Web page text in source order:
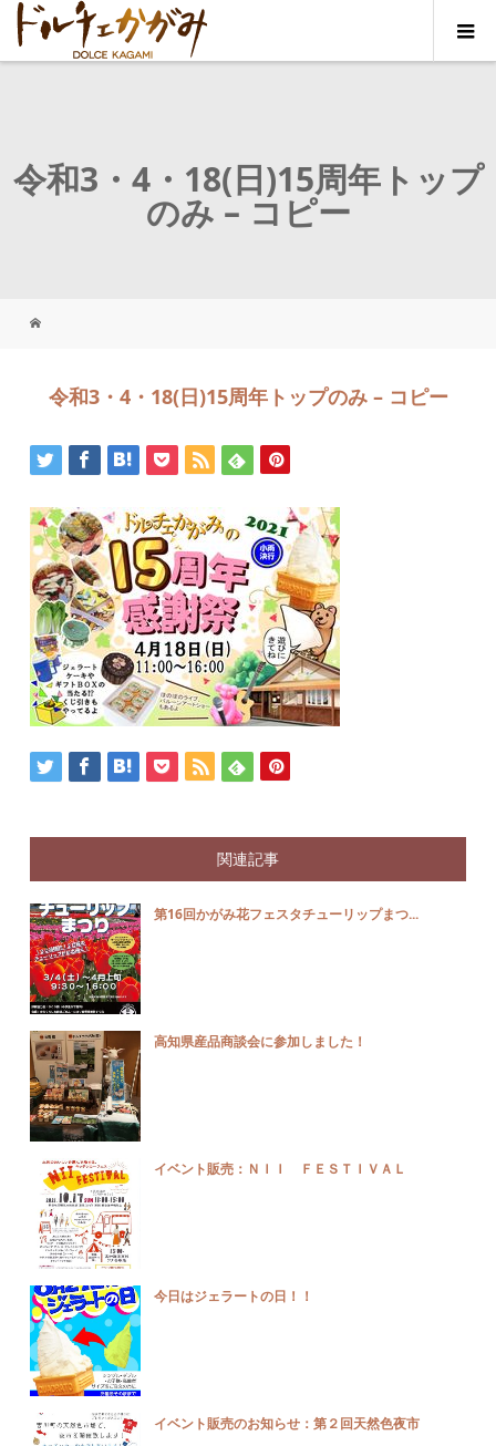
令和3・4・18(日)15周年トップ
のみ – コピー
令和3・4・18(日)15周年トップのみ – コピー
関連記事
第16回かがみ花フェスタチューリップまつ...
高知県産品商談会に参加しました！
イベント販売：ＮＩＩ ＦＥＳＴＩＶＡＬ
今日はジェラートの日！！
イベント販売のお知らせ：第２回天然色夜市